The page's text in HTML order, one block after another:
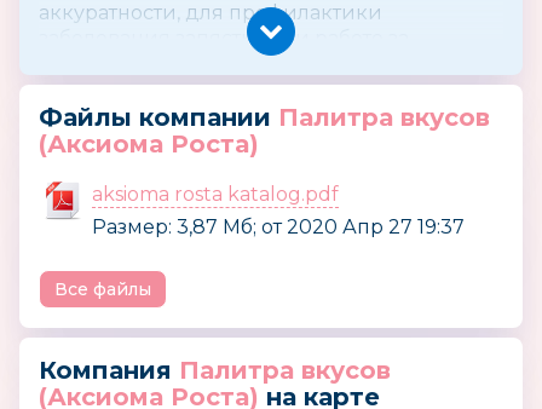
аккуратности, для профилактики
заболевания запястья при работе за
2. «Тестплей» – обучающие пособия серии
«Умные кубики» и «Тренажер для письма»
на 3-х языках;
3. наборы для творчества в технике
квиллинга (3D-фигурки из гофрокартона),
увлекательная игрушка-тренажер «Хилап»,
игровое пособие «Семечки и орешки»,
игрушка-тренажер «Йо-йо», головоломка
«Причудливая пирамида» и
выпускаемые под нашей собственной
торговой маркой «Смышлёный»®;
4. игры с наклейками и магнитами,
Файлы компании Палитра вкусов
(Аксиома Роста)
aksioma rosta katalog.pdf
Размер: 3,87 Мб; от 2020 Апр 27 19:37
Все файлы
Компания Палитра вкусов
(Аксиома Роста) на карте